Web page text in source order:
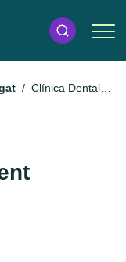
Clínica Dental